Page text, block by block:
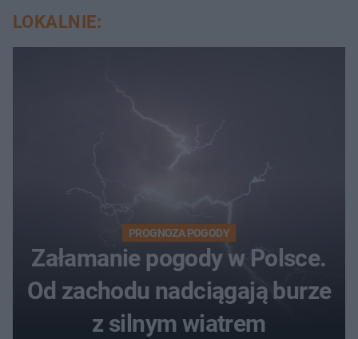
LOKALNIE:
PROGNOZA POGODY
Załamanie pogody w Polsce.
Od zachodu nadciągają burze
z silnym wiatrem